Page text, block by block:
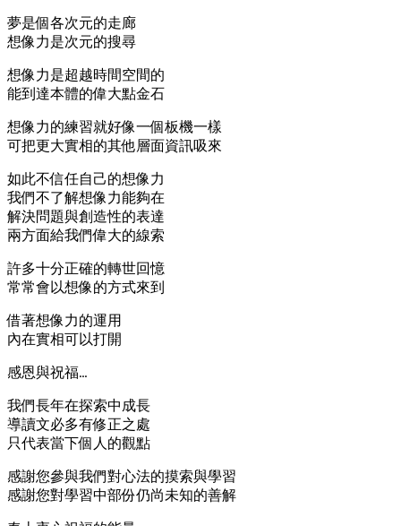
夢是個各次元的走廊
想像力是次元的搜尋
想像力是超越時間空間的
能到達本體的偉大點金石
想像力的練習就好像一個板機一樣
可把更大實相的其他層面資訊吸來
如此不信任自己的想像力
我們不了解想像力能夠在
解決問題與創造性的表達
兩方面給我們偉大的線索
許多十分正確的轉世回憶
常常會以想像的方式來到
借著想像力的運用
內在實相可以打開
感恩與祝福…
我們長年在探索中成長
導讀文必多有修正之處
只代表當下個人的觀點
感謝您參與我們對心法的摸索與學習
感謝您對學習中部份仍尚未知的善解